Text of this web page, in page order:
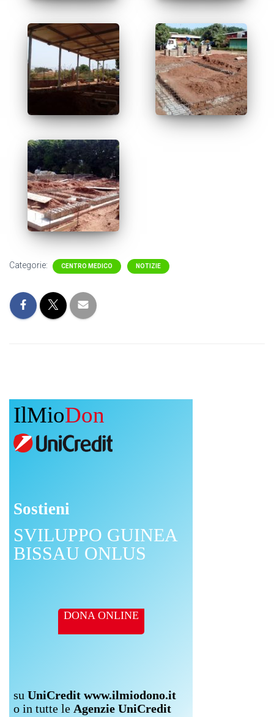
Categorie: CENTRO MEDICO NOTIZIE
Sostieni
SVILUPPO GUINEA
BISSAU ONLUS
su UniCredit www.ilmiodono.it
o in tutte le Agenzie UniCredit
DONA ONLINE
IlMioDon
o